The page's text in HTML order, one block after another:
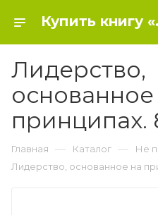
Купить
Лидерство,
основанное
принципах.
Главная — Каталог — Не
Лидерство, основанное на